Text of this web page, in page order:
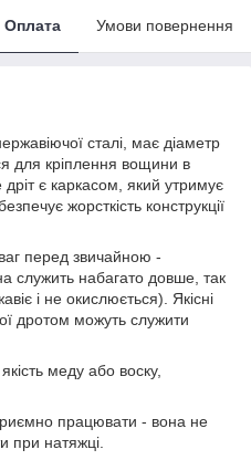
Оплата Умови повернення
сталі, має діаметр
для кріплення вощини в
є каркасом, який утримує
жорсткість конструкції
перед звичайною -
служить набагато довше, так
і не окислюється). Якісні
дротом можуть служити
меду або воску,
працювати - вона не
при натяжці.